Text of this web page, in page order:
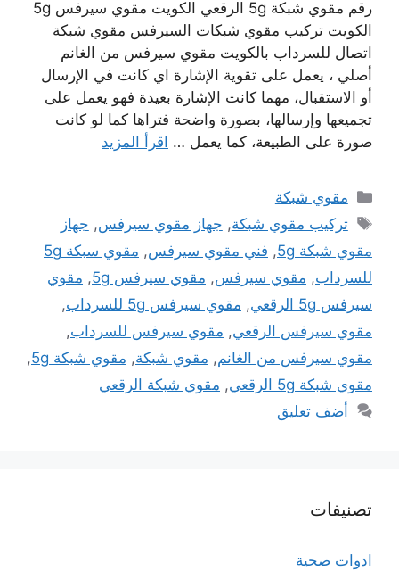
رقم مقوي شبكة 5g الرقعي الكويت مقوي سيرفس 5g
الكويت تركيب مقوي شبكات السيرفس مقوي شبكة
اتصال للسرداب بالكويت مقوي سيرفس من الغانم
أصلي ، يعمل على تقوية الإشارة اي كانت في الإرسال
أو الاستقبال، مهما كانت الإشارة بعيدة فهو يعمل على
تجميعها وإرسالها، بصورة واضحة فتراها كما لو كانت
صورة على الطبيعة، كما يعمل … اقرأ المزيد
التصنيفات
مقوي شبكة
الوسوم
تركيب مقوي شبكة, جهاز مقوي سيرفس, جهاز
مقوي شبكة 5g
, فني مقوي سيرفس,
مقوي سبكة 5g
للسرداب, مقوي سيرفس, مقوي سيرفس 5g , مقوي
سيرفس 5g الرقعي
, مقوي سيرفس 5g للسرداب
,
مقوي سيرفس الرقعي, مقوي سيرفس للسرداب,
مقوي سيرفس من الغانم, مقوي شبكة, مقوي شبكة 5g
,
مقوي شبكة 5g الرقعي
, مقوي شبكة الرقعي
أضف تعليق
تصنيفات
ادوات صحية